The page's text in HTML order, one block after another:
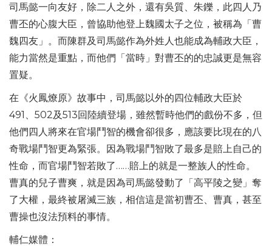
司馬懿一向友好，除二人之外，還有吳質、朱鑠，此四人乃
曹丕的心腹大臣，曾協助他登上魏國太子之位，被稱為「曹
魏四友」。而陳群及司馬懿作為外姓人也能成為輔政大臣，
能力當然是重點，而他們「當時」對曹丕的的忠誠更是無容
置疑。
在《火鳳燎原》故事中，司馬懿以外的四位輔政大臣於
491、502及513回陸續登場，雖然暫時他們的戲份不多，但
他們四人將來在官場鬥智的機會卻很多，應該要比現在的八
奇戰場鬥智更為緊張。因為戰場鬥智敗了最多是賠上自己的
性命，而官場鬥智若敗了……賠上的就是一整族人的性命。
曹真的兒子曹爽，就是因為司馬懿發動了「高平陵之變」奪
了大權，最終被屠滅三族，相信這是當初曹丕、曹真，甚至
曹操也沒法預料的事情。
輔仁媒體：